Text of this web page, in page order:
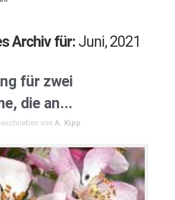
Archiv für: Juni, 2021
für zwei
die an...
von A. Kipp